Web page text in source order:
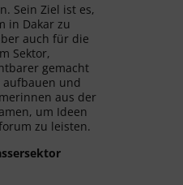
Sein Ziel ist es,
in Dakar zu
auch für die
Sektor,
gemacht
aufbauen und
aus der
um Ideen
zu leisten.